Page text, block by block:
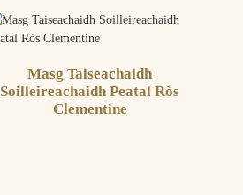
Masg Taiseachaidh
Soilleireachaidh Peatal Ròs
Clementine